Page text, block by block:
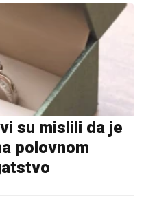
su mislili da je
polovnom